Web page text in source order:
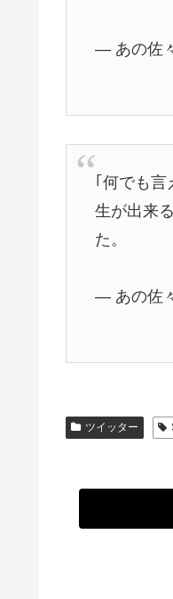
— あの佐
｢何でも
生が出来
た。
— あの佐
ツイッター